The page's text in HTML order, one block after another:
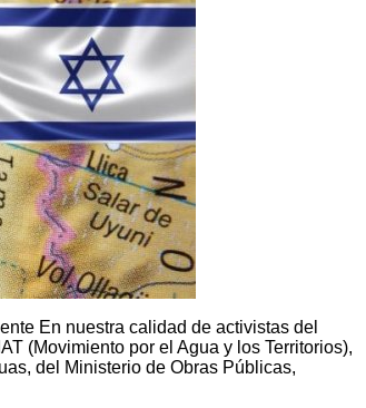
En nuestra calidad de activistas del
(Movimiento por el Agua y los Territorios),
del Ministerio de Obras Públicas,